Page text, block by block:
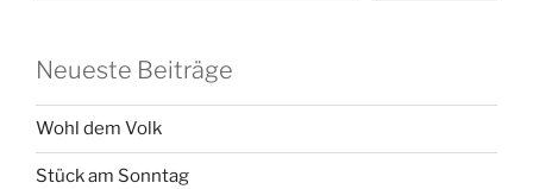
Neueste Beiträge
Wohl dem Volk
Stück am Sonntag